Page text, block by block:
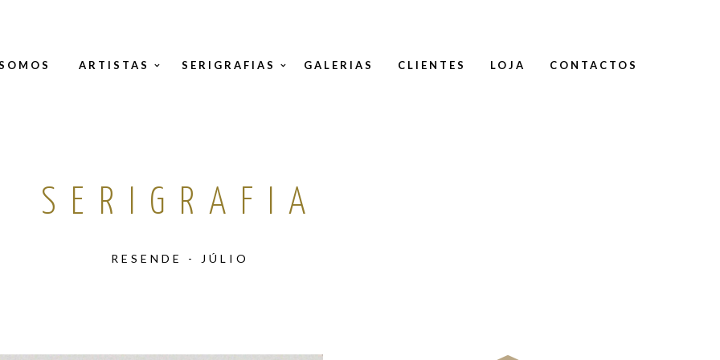
ARTISTAS SERIGRAFIAS GALERIAS CLIENTES LOJA CONTACTOS
SERIGRAFIA
RESENDE - JÚLIO